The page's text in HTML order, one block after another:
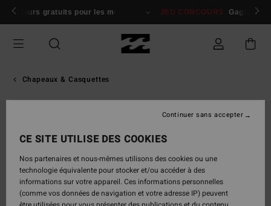
Passer
Se connecter / s'inscrire
JEU CONCOURS Gagnez la planche emblématique d'Andy
Chapeaux & Casquettes
CE SITE UTILISE DES COOKIES
Nos partenaires et nous-mêmes utilisons des cookies ou une
technologie équivalente pour stocker et/ou accéder à des
informations sur votre appareil. Ces informations personnelles
(comme vos données de navigation et votre adresse IP) peuvent
Continuer sans accepter